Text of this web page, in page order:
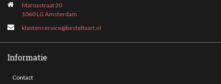
Maroastraat 20
1060 LG Amsterdam
klantenservice@besteltaart.nl
Informatie
Contact